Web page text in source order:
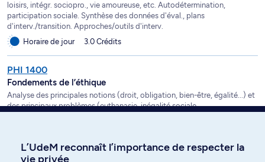
loisirs, intégr. sociopro., vie amoureuse, etc. Autodétermination,
participation sociale. Synthèse des données d'éval., plans
d'interv./transition. Approches/outils d'interv.
Horaire de jour
3.0 Crédits
PHI 1400
Fondements de l’éthique
Analyse des principales notions (droit, obligation, bien-être, égalité...) et
des principaux problèmes (euthanasie, inégalité sociale,
L’UdeM reconnaît l’importance de respecter la
vie privée